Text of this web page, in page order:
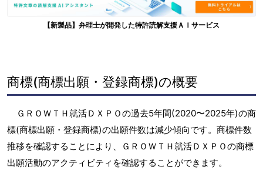
【新製品】弁理士が開発した特許読解支援ＡＩサービス
商標(商標出願・登録商標)の概要
ＧＲＯＷＴＨ就活ＤＸＰＯの過去5年間(2020〜2025年)の商
標(商標出願・登録商標)の出願件数は減少傾向です。商標件数
推移を確認することにより、ＧＲＯＷＴＨ就活ＤＸＰＯの商標
出願活動のアクティビティを確認することができます。